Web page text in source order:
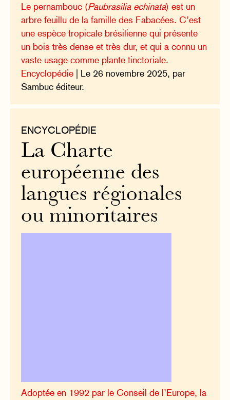
Le pernambouc (Paubrasilia echinata) est un
arbre feuillu de la famille des Fabacées. C’est
une espèce tropicale brésilienne qui présente
un bois très dense et très dur, et qui a connu un
vaste usage comme plante tinctoriale.
Encyclopédie | Le 26 novembre 2025, par
Sambuc éditeur.
ENCYCLOPÉDIE
La Charte
européenne des
langues régionales
ou minoritaires
Adoptée en 1992 par le Conseil de l’Europe, la